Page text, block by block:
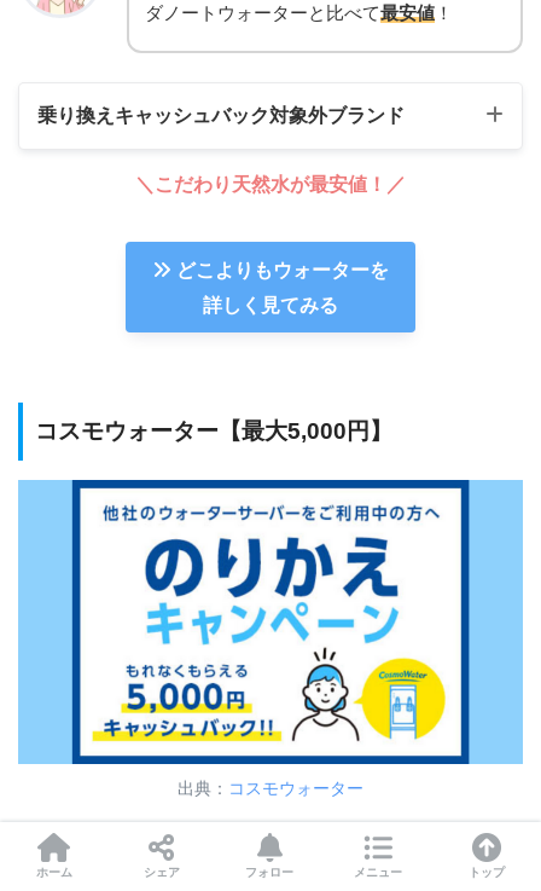
ダノートウォーターと比べて最安値 ！
乗り換えキャッシュバック対象外ブランド
＼こだわり天然水が最安値！／
どこよりもウォーターを
詳しく見てみる
コスモウォーター【最大5,000円】
出典： コスモウォーター
ホーム シェア フォロー メニュー トップ